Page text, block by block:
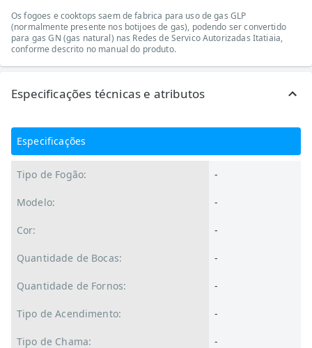
Os fogoes e cooktops saem de fabrica para uso de gas GLP
(normalmente presente nos botijoes de gas), podendo ser convertido
para gas GN (gas natural) nas Redes de Servico Autorizadas Itatiaia,
conforme descrito no manual do produto.
Especificações técnicas e atributos
Especificações
Tipo de Fogão: -
Modelo: -
Cor: -
Quantidade de Bocas: -
Quantidade de Fornos: -
Tipo de Acendimento: -
Tipo de Chama: -